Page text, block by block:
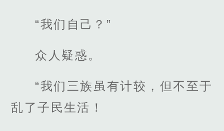
“我们自己？”
众人疑惑。
“我们三族虽有计较，但不至于
乱了子民生活！